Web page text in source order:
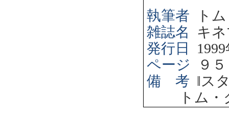
執筆者
ト
雑誌名
キ
発行日
1999
ページ
９
備 考 ‖ス
トム